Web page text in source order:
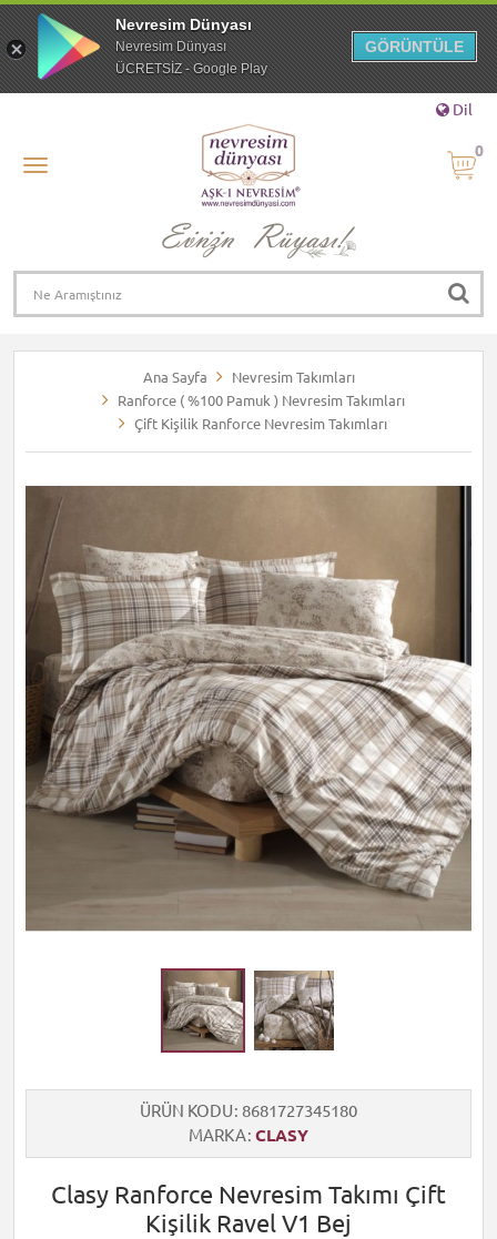
Dil
0
Ana Sayfa
Nevresim Takımları
Ranforce ( %100 Pamuk ) Nevresim Takımları
Çift Kişilik Ranforce Nevresim Takımları
ÜRÜN KODU 8681727345180
MARKA CLASY
Clasy Ranforce Nevresim Takımı Çift
Kişilik Ravel V1 Bej
Nevresim Dünyası
Nevresim Dünyası
ÜCRETSİZ - Google Play
GÖRÜNTÜLE